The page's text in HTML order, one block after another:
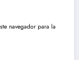
navegador para la